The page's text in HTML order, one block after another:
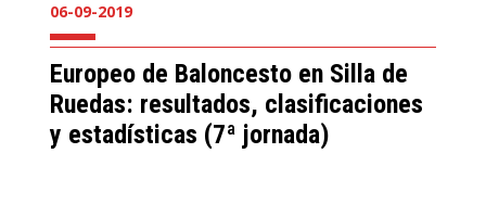
06-09-2019
Europeo de Baloncesto en Silla de
Ruedas: resultados, clasificaciones
y estadísticas (7ª jornada)